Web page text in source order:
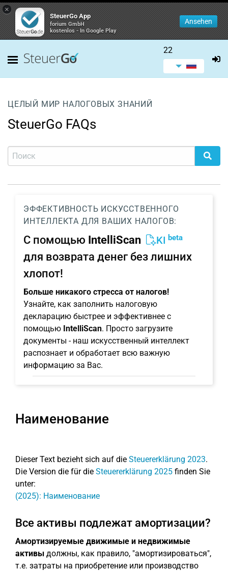
×
SteuerGo App
forium GmbH
kostenlos - In Google Play
Ansehen
22
ЦЕЛЫЙ МИР НАЛОГОВЫХ ЗНАНИЙ
SteuerGo FAQs
ЭФФЕКТИВНОСТЬ ИСКУССТВЕННОГО
ИНТЕЛЛЕКТА ДЛЯ ВАШИХ НАЛОГОВ:
С помощью IntelliScan KI beta
для возврата денег без лишних
хлопот!
Больше никакого стресса от налогов!
Узнайте, как заполнить налоговую
декларацию быстрее и эффективнее с
помощью IntelliScan. Просто загрузите
документы - наш искусственный интеллект
распознает и обработает всю важную
информацию за Вас.
Наименование
Dieser Text bezieht sich auf die Steuererklärung 2023.
Die Version die für die Steuererklärung 2025 finden Sie
unter:
(2025): Наименование
Все активы подлежат амортизации?
Амортизируемые движимые и недвижимые
активы должны, как правило, "амортизироваться",
т.е. затраты на приобретение или производство